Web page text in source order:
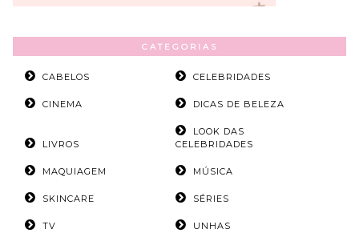
CATEGORIAS
CABELOS CELEBRIDADES
CINEMA DICAS DE BELEZA
LIVROS
LOOK DAS
CELEBRIDADES
MAQUIAGEM MÚSICA
SKINCARE SÉRIES
TV UNHAS